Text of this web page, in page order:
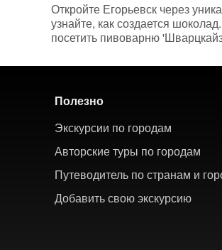
Откройте Егорьевск через
узнайте, как создается
посетить пивоварню
Полезно
Экскурсии по городам
Авторские туры по городам
Путеводитель по странам и
Добавить свою экскурсию